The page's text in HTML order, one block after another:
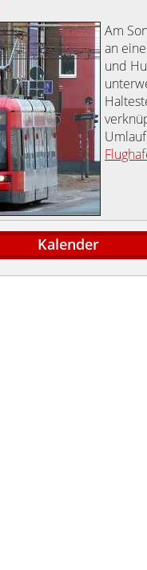
Am
an
und
Kalender